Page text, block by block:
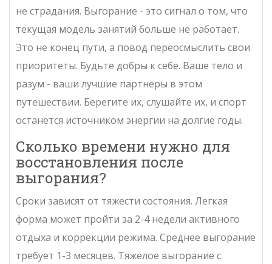
не страдания. Выгорание - это сигнал о том, что
текущая модель занятий больше не работает.
Это не конец пути, а повод переосмыслить свои
приоритеты. Будьте добры к себе. Ваше тело и
разум - ваши лучшие партнеры в этом
путешествии. Берегите их, слушайте их, и спорт
останется источником энергии на долгие годы.
Сколько времени нужно для
восстановления после
выгорания?
Сроки зависят от тяжести состояния. Легкая
форма может пройти за 2-4 недели активного
отдыха и коррекции режима. Среднее выгорание
требует 1-3 месяцев. Тяжелое выгорание с